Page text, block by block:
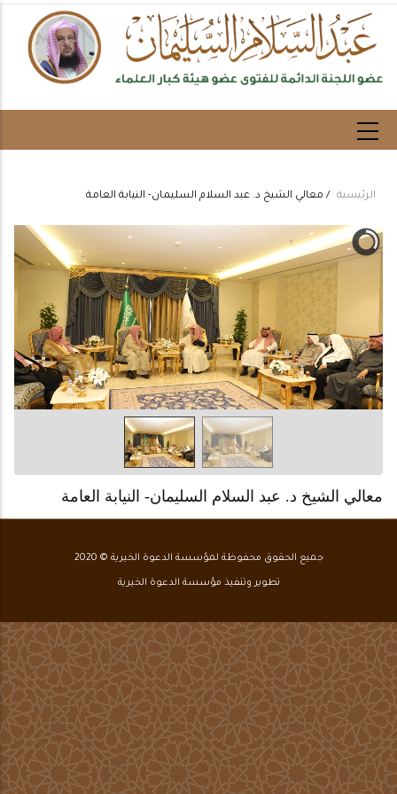
المحتوى
الرئيسي
Breadcrumb
الرئيسية / معالي الشيخ د. عبد السلام السليمان- النيابة العامة
معالي الشيخ د. عبد السلام السليمان- النيابة العامة
جميع الحقوق محفوظة لمؤسسة الدعوة الخيرية © 2020
تطوير وتنفيذ مؤسسة الدعوة الخيرية